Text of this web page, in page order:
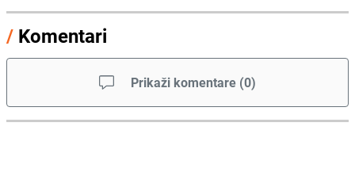
/ Komentari
Prikaži komentare (0)